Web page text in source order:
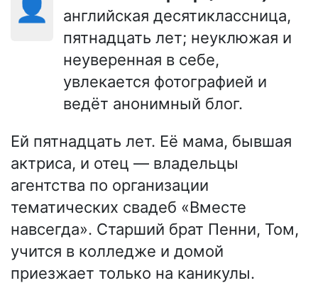
английская десятиклассница,
пятнадцать лет; неуклюжая и
неуверенная в себе,
увлекается фотографией и
ведёт анонимный блог.
Ей пятнадцать лет. Её мама, бывшая
актриса, и отец — владельцы
агентства по организации
тематических свадеб «Вместе
навсегда». Старший брат Пенни, Том,
учится в колледже и домой
приезжает только на каникулы.